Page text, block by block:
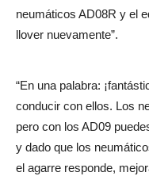
neumáticos AD08R y el
llover nuevamente”.
“En una palabra:
conducir con ellos. Los
pero con los AD09
y dado que los
el agarre responde,